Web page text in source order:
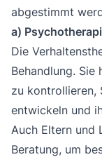
abgestimmt
a)
Die
Behandlung.
zu kontrollieren,
entwickeln und
Auch Eltern und
Beratung, um